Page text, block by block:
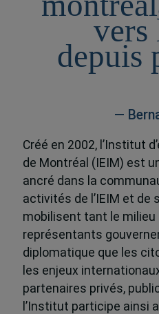
vers
depuis
—
Créé en 2002, l’Institut
de Montréal (IEIM) est
ancré dans la
activités de l’IEIM et
mobilisent tant le milieu
représentants
diplomatique que les
les enjeux
partenaires privés,
l’Institut participe ainsi